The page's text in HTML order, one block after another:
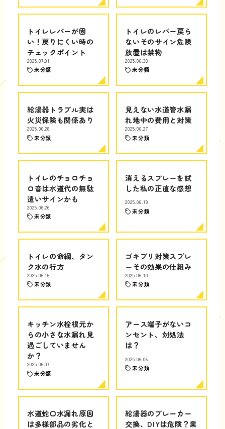
トイレレバーが固
い！戻りにくい時の
チェックポイント
2025.07.01
未分類
トイレのレバー戻ら
ないそのサイン危険
放置は禁物
2025.06.30
未分類
給湯器トラブル実は
火災保険も関係あり
2025.06.28
未分類
見えない水道管水漏
れ地中の費用と対策
2025.06.27
未分類
トイレのチョロチョ
ロ音は水道代の無駄
遣いサインかも
2025.06.26
未分類
消えるスプレーを試
した私の正直な感想
2025.06.19
未分類
トイレの命綱、タン
ク水の行方
2025.06.16
未分類
ゴキブリ対策スプレ
ーその効果の仕組み
2025.06.10
未分類
キッチン水栓根元か
らの小さな水漏れ見
過ごしていません
か？
2025.06.07
未分類
アース端子がないコ
ンセント、対処法
は？
2025.06.06
未分類
水道蛇口水漏れ原因
は多様部品の劣化と
給湯器のブレーカー
交換、DIYは危険？業